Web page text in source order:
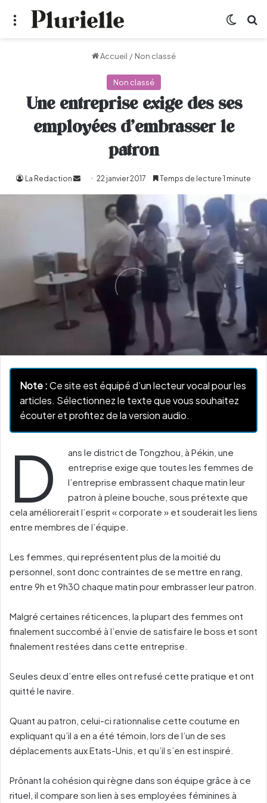
Menu
Accueil / Non classé
Non classé
Une entreprise exige des ses
employées d’embrasser le
patron
La Redaction
Envoyer
un
courriel
22 janvier 2017 Temps de lecture 1 minute
Note :Ce site est équipé d’un lecteur vocal pour les
articles. Sélectionnez le texte que vous souhaitez
écouter et profitez de la version audio.
D
ans le district de Tongzhou, à Pékin, une
entreprise exige que toutes les femmes de
l’entreprise embrassent chaque matin leur
patron à pleine bouche, sous prétexte que
cela améliorerait l’esprit « corporate » et souderait les liens
entre membres de l’équipe.
Les femmes, qui représentent plus de la moitié du
personnel, sont donc contraintes de se mettre en rang,
entre 9h et 9h30 chaque matin pour embrasser leur patron.
Malgré certaines réticences, la plupart des femmes ont
finalement succombé à l’envie de satisfaire le boss et sont
finalement restées dans cette entreprise.
Seules deux d’entre elles ont refusé cette pratique et ont
quitté le navire.
Quant au patron, celui-ci rationnalise cette coutume en
expliquant qu’il a en a été témoin, lors de l’un de ses
déplacements aux Etats-Unis, et qu’il s’en est inspiré.
Prônant la cohésion qui règne dans son équipe grâce à ce
rituel, il compare son lien à ses employées féminines à